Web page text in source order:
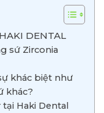
DENTAL
sứ Zirconia
khác biệt như
khác?
tại Haki Dental